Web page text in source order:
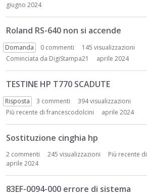
giugno 2024
Roland RS-640 non si accende
Domanda 0 commenti
145 visualizzazioni
Cominciata da DigiStampa21 aprile 2024
TESTINE HP T770 SCADUTE
Risposta 3 commenti
394 visualizzazioni
Più recente di francescodolcini aprile 2024
Sostituzione cinghia hp
2 commenti 245 visualizzazioni Più recente di
aprile 2024
83EF-0094-000 errore di sistema